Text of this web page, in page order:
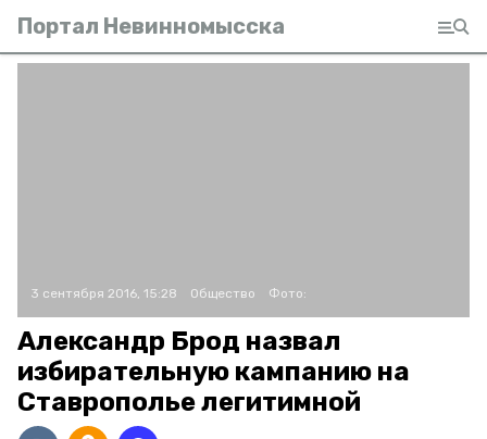
Портал Невинномысска
3 сентября 2016, 15:28 Общество Фото:
Александр Брод назвал
избирательную кампанию на
Ставрополье легитимной